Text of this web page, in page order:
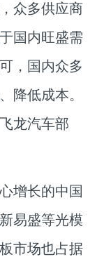
众多供应商
国内旺盛需
，国内众多
降低成本。
龙汽车部
增长的中国
易盛等光模
市场也占据